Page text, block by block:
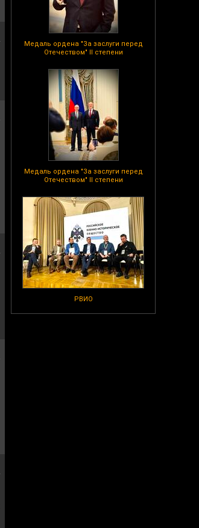
Медаль ордена "За заслуги перед
Отечеством" II степени
Медаль ордена "За заслуги перед
Отечеством" II степени
РВИО